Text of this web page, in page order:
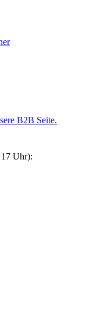
B2B Seite.
Uhr):